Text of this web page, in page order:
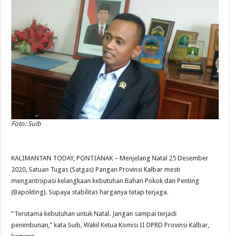
Foto: Suib
KALIMANTAN TODAY, PONTIANAK – Menjelang Natal 25 Desember
2020, Satuan Tugas (Satgas) Pangan Provinsi Kalbar mesti
mengantisipasi kelangkaan kebutuhan Bahan Pokok dan Penting
(Bapokting). Supaya stabilitas harganya tetap terjaga.
“Terutama kebutuhan untuk Natal. Jangan sampai terjadi
penimbunan,” kata Suib, Wakil Ketua Komisi II DPRD Provinsi Kalbar,